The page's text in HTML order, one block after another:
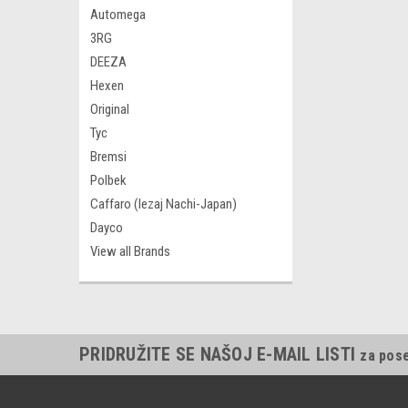
Automega
3RG
DEEZA
Hexen
Original
Tyc
Bremsi
Polbek
Caffaro (lezaj Nachi-Japan)
Dayco
View all Brands
PRIDRUŽITE SE NAŠOJ E-MAIL LISTI za